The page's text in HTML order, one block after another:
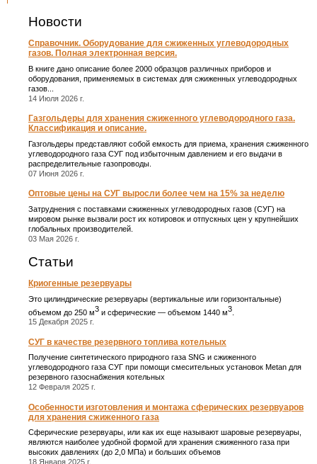
Новости
Справочник. Оборудование для сжиженных углеводородных
газов. Полная электронная версия.
В книге дано описание более 2000 образцов различных приборов и
оборудования, применяемых в системах для сжиженных углеводородных
газов...
14 Июля 2026 г.
Газгольдеры для хранения сжиженного углеводородного газа.
Классификация и описание.
Газгольдеры представляют собой емкость для приема, хранения сжиженного
углеводородного газа СУГ под избыточным давлением и его выдачи в
распределительные газопроводы.
07 Июня 2026 г.
Оптовые цены на СУГ выросли более чем на 15% за неделю
Затруднения с поставками сжиженных углеводородных газов (СУГ) на
мировом рынке вызвали рост их котировок и отпускных цен у крупнейших
глобальных производителей.
03 Мая 2026 г.
Статьи
Криогенные резервуары
Это цилиндрические резервуары (вертикальные или горизонтальные)
объемом до 250 м3 и сферические ― объемом 1440 м3
15 Декабря 2025 г.
СУГ в качестве резервного топлива котельных
Получение синтетического природного газа SNG и сжиженного
углеводородного газа СУГ при помощи смесительных установок Metan для
резервного газоснабжения котельных
12 Февраля 2025 г.
Особенности изготовления и монтажа сферических резервуаров
для хранения сжиженного газа
Сферические резервуары, или как их еще называют шаровые резервуары,
являются наиболее удобной формой для хранения сжиженного газа при
высоких давлениях (до 2,0 МПа) и больших объемов
18 Января 2025 г.